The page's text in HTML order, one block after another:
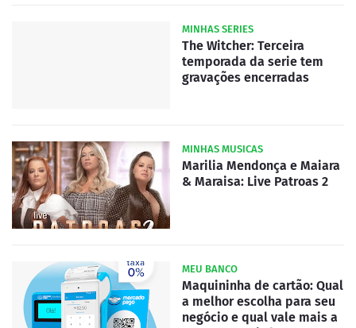
MINHAS SERIES
The Witcher: Terceira
temporada da serie tem
gravações encerradas
MINHAS MUSICAS
Marilia Mendonça e Maiara
& Maraisa: Live Patroas 2
MEU BANCO
Maquininha de cartão: Qual
a melhor escolha para seu
negócio e qual vale mais a